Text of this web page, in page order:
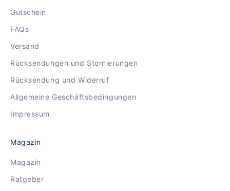
Gutschein
FAQs
Versand
Rücksendungen und Stornierungen
Rücksendung und Widerruf
Allgemeine Geschäftsbedingungen
Impressum
Magazin
Magazin
Ratgeber